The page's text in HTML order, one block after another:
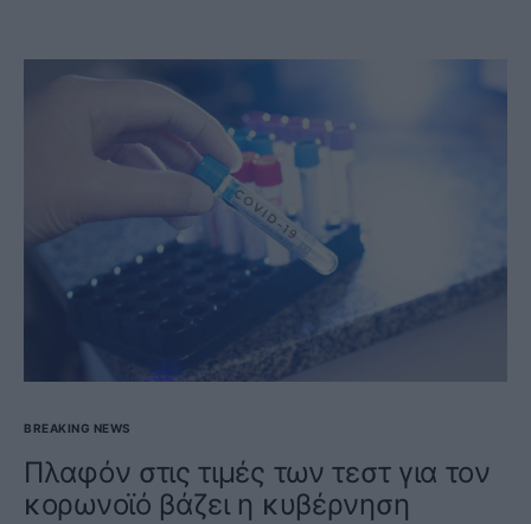
BREAKING NEWS
Πλαφόν στις τιμές των τεστ για τον
κορωνοϊό βάζει η κυβέρνηση